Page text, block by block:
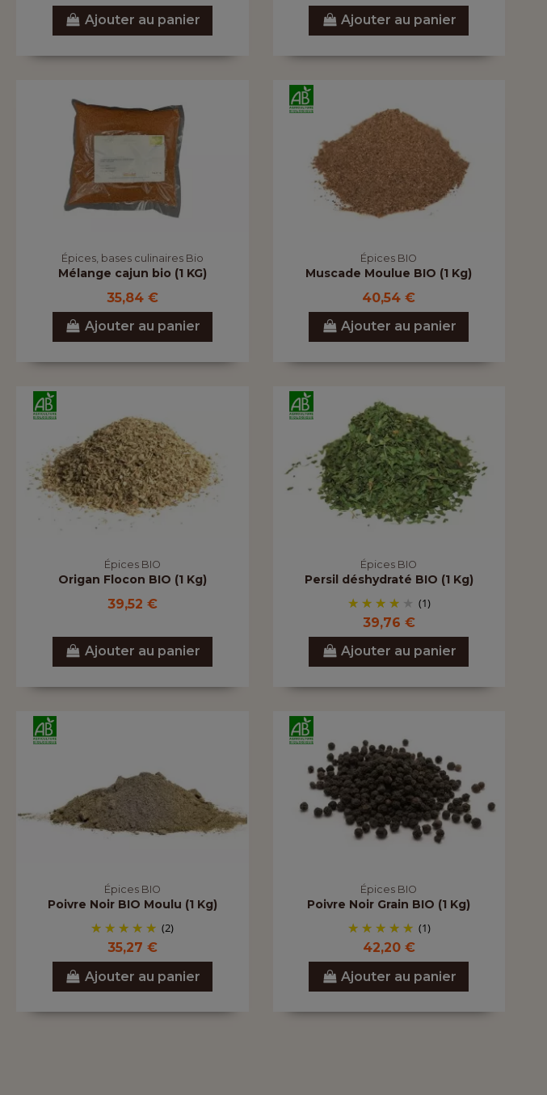
Ajouter au panier
Ajouter au panier
Épices, bases culinaires Bio
Mélange cajun bio (1 KG)
35,84 €
Ajouter au panier
Épices BIO
Muscade Moulue BIO (1 Kg)
40,54 €
Ajouter au panier
Épices BIO
Origan Flocon BIO (1 Kg)
39,52 €
Ajouter au panier
Épices BIO
Persil déshydraté BIO (1 Kg)
(1)
39,76 €
Ajouter au panier
Épices BIO
Poivre Noir BIO Moulu (1 Kg)
(2)
35,27 €
Ajouter au panier
Épices BIO
Poivre Noir Grain BIO (1 Kg)
(1)
42,20 €
Ajouter au panier